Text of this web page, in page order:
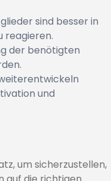
sind besser in
reagieren.
der benötigten
und
um sicherzustellen,